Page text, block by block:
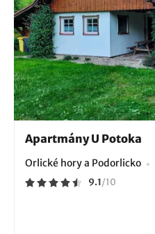
Apartmány U Potoka
Orlické hory a Podorlicko
9.1/10